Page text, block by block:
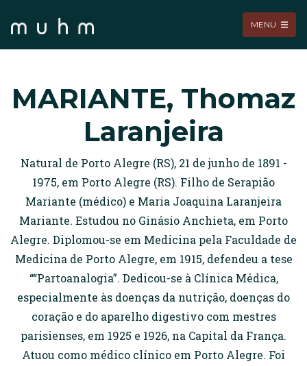
MENU
MARIANTE, Thomaz
Laranjeira
Natural de Porto Alegre (RS), 21 de junho de 1891 -
1975, em Porto Alegre (RS). Filho de Serapião
Mariante (médico) e Maria Joaquina Laranjeira
Mariante. Estudou no Ginásio Anchieta, em Porto
Alegre. Diplomou-se em Medicina pela Faculdade de
Medicina de Porto Alegre, em 1915, defendeu a tese
““Partoanalogia”. Dedicou-se à Clínica Médica,
especialmente às doenças da nutrição, doenças do
coração e do aparelho digestivo com mestres
parisienses, em 1925 e 1926, na Capital da França.
Atuou como médico clínico em Porto Alegre. Foi